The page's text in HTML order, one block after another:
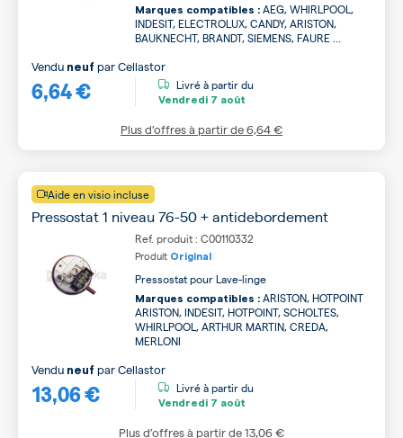
Marques compatibles : AEG, WHIRLPOOL,
INDESIT, ELECTROLUX, CANDY, ARISTON,
BAUKNECHT, BRANDT, SIEMENS, FAURE ...
6,64 €
Vendu neuf parCellastor
Livré à partir du
Vendredi 7 août
Plus d’offres à partir de6,64 €
Aide en visio incluse
Pressostat 1 niveau 76-50 + antidebordement
Ref. produit : C00110332
Produit Original
Pressostat pour Lave-linge
Marques compatibles : ARISTON, HOTPOINT
ARISTON, INDESIT, HOTPOINT, SCHOLTES,
WHIRLPOOL, ARTHUR MARTIN, CREDA,
MERLONI
13,06 €
Vendu neuf parCellastor
Livré à partir du
Vendredi 7 août
Plus d’offres à partir de13,06 €